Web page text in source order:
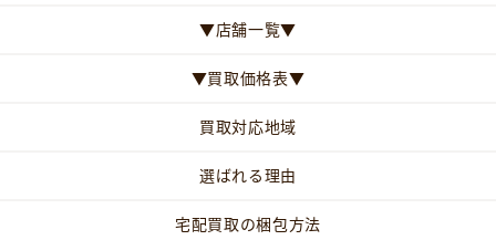
▼店舗一覧▼
▼買取価格表▼
買取対応地域
選ばれる理由
宅配買取の梱包方法